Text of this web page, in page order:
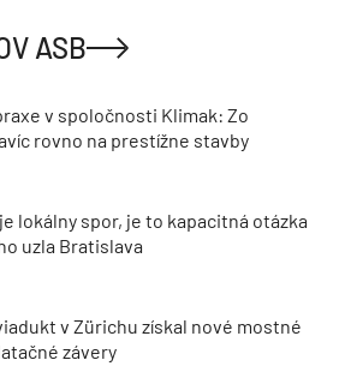
ASB
v spoločnosti Klimak: Zo
rovno na prestížne stavby
lokálny spor, je to kapacitná otázka
uzla Bratislava
v Zürichu získal nové mostné
závery